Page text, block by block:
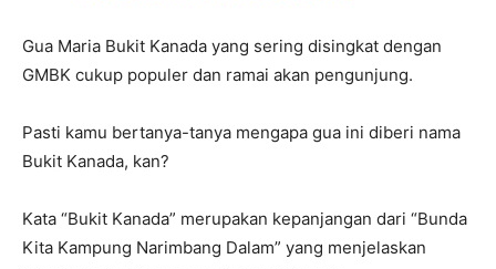
Gua Maria Bukit Kanada yang sering disingkat dengan
GMBK cukup populer dan ramai akan pengunjung.
Pasti kamu bertanya-tanya mengapa gua ini diberi nama
Bukit Kanada, kan?
Kata “Bukit Kanada” merupakan kepanjangan dari “Bunda
Kita Kampung Narimbang Dalam” yang menjelaskan